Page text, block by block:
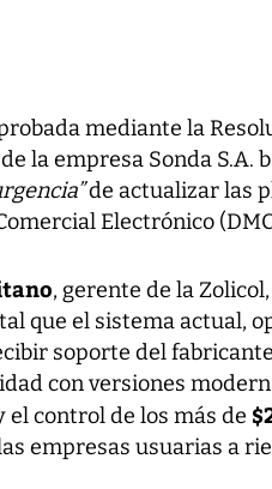
mediante la
la empresa Sonda S.A.
de actualizar las
Electrónico
, gerente de la
que el sistema actual,
soporte del
con versiones
el control de los más de
empresas usuarias a